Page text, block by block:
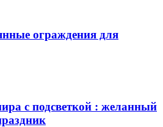
ограждения для
с подсветкой : желанный